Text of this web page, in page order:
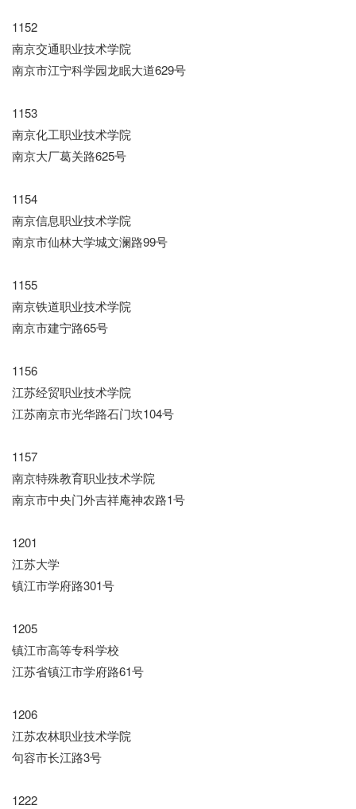
1152
南京交通职业技术学院
南京市江宁科学园龙眠大道629号
1153
南京化工职业技术学院
南京大厂葛关路625号
1154
南京信息职业技术学院
南京市仙林大学城文澜路99号
1155
南京铁道职业技术学院
南京市建宁路65号
1156
江苏经贸职业技术学院
江苏南京市光华路石门坎104号
1157
南京特殊教育职业技术学院
南京市中央门外吉祥庵神农路1号
1201
江苏大学
镇江市学府路301号
1205
镇江市高等专科学校
江苏省镇江市学府路61号
1206
江苏农林职业技术学院
句容市长江路3号
1222